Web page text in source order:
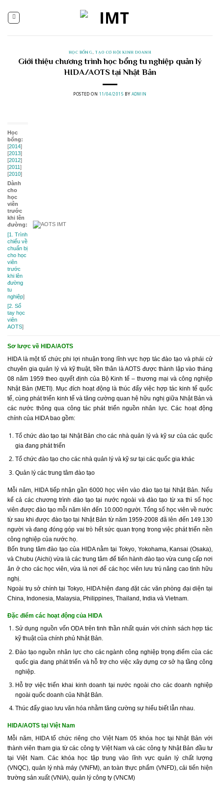
content
HỌC BỔNG, TẠO CƠ HỘI KINH DOANH
Giới thiệu chương trình học bổng tu nghiệp quản lý
HIDA/AOTS tại Nhật Bản
POSTED ON 11/04/2015 BY ADMIN
Học
bổng:
[2014]
[2013]
[2012]
[2011]
[2010]
Dành
cho
học
viên
trước
khi lên
đường:
[1. Trình
chiếu về
chuẩn bị
cho học
viên
trước
khi lên
đường
tu
nghiệp]
[2. Sổ
tay học
viên
AOTS]
Sơ lược về HIDA/AOTS
HIDA là một tổ chức phi lợi nhuận trong lĩnh vực hợp tác đào tạo và phái cử
chuyên gia quản lý và kỹ thuật, tiền thân là AOTS được thành lập vào tháng
08 năm 1959 theo quyết định của Bộ Kinh tế – thương mại và công nghiệp
Nhật Bản (METI). Mục đích hoạt động là thúc đẩy việc hợp tác kinh tế quốc
tế, cùng phát triển kinh tế và tăng cường quan hệ hữu nghị giữa Nhật Bản và
các nước thông qua công tác phát triển nguồn nhân lực. Các hoạt động
chính của HIDA bao gồm:
Tổ chức đào tạo tại Nhật Bản cho các nhà quản lý và kỹ sư của các quốc
gia đang phát triển
Tổ chức đào tạo cho các nhà quản lý và kỹ sư tại các quốc gia khác
Quản lý các trung tâm đào tạo
Mỗi năm, HIDA tiếp nhận gần 6000 học viên vào đào tạo tại Nhật Bản. Nếu
kể cả các chương trình đào tạo tại nước ngoài và đào tạo từ xa thì số học
viên được đào tạo mỗi năm lên đến 10.000 người. Tổng số học viên về nước
từ sau khi được đào tạo tại Nhật Bản từ năm 1959-2008 đã lên đến 149.130
người và đang đóng góp vai trò hết sức quan trọng trong việc phát triển nền
công nghiệp của nước họ.
Bốn trung tâm đào tạo của HIDA nằm tại Tokyo, Yokohama, Kansai (Osaka),
và Chubu (Aichi) vừa là các trung tâm để tiến hành đào tạo vừa cung cấp nơi
ăn ở cho các học viên, vừa là nơi để các học viên lưu trú nâng cao tình hữu
nghị.
Ngoài trụ sở chính tại Tokyo, HIDA hiện đang đặt các văn phòng đại diện tại
China, Indonesia, Malaysia, Philippines, Thailand, India và Vietnam.
Đặc điểm các hoạt động của HIDA
Sử dụng nguồn vốn ODA trên tinh thần nhất quán với chính sách hợp tác
kỹ thuật của chính phủ Nhật Bản.
Đào tạo nguồn nhân lực cho các ngành công nghiệp trọng điểm của các
quốc gia đang phát triển và hỗ trợ cho việc xây dựng cơ sở hạ tầng công
nghiệp.
Hỗ trợ việc triển khai kinh doanh tại nước ngoài cho các doanh nghiệp
ngoài quốc doanh của Nhật Bản.
Thúc đẩy giao lưu văn hóa nhằm tăng cường sự hiểu biết lẫn nhau.
HIDA/AOTS tại Việt Nam
Mỗi năm, HIDA tổ chức riêng cho Việt Nam 05 khóa học tại Nhật Bản với
thành viên tham gia từ các công ty Việt Nam và các công ty Nhật Bản đầu tư
tại Việt Nam. Các khóa học tập trung vào lĩnh vực quản lý chất lượng
(VNQC), quản lý nhà máy (VNFM), an toàn thực phẩm (VNFD), cải tiến hiện
trường sản xuất (VNIA), quản lý công ty (VNCM)